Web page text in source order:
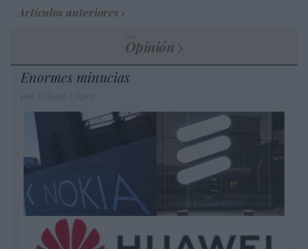
Artículos anteriores
Opinión
Enormes minucias